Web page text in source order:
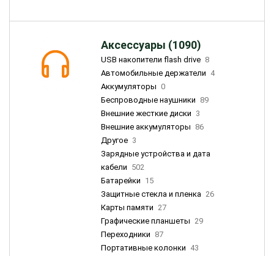
Аксессуары (1090)
USB накопители flash drive 8
Автомобильные держатели 4
Аккумуляторы 0
Беспроводные наушники 89
Внешние жесткие диски 3
Внешние аккумуляторы 86
Другое 3
Зарядные устройства и дата
кабели 502
Батарейки 15
Защитные стекла и пленка 26
Карты памяти 27
Графические планшеты 29
Переходники 87
Портативные колонки 43